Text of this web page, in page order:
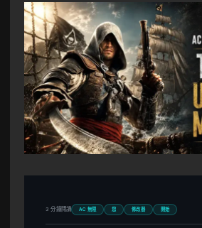
3 分鐘閱讀 AC 無限 您 修改器 開始